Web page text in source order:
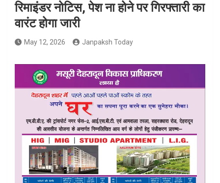
रिमाइंडर नोटिस, पेश ना होने पर गिरफ्तारी का
वारंट होगा जारी
May 12, 2026 Janpaksh Today